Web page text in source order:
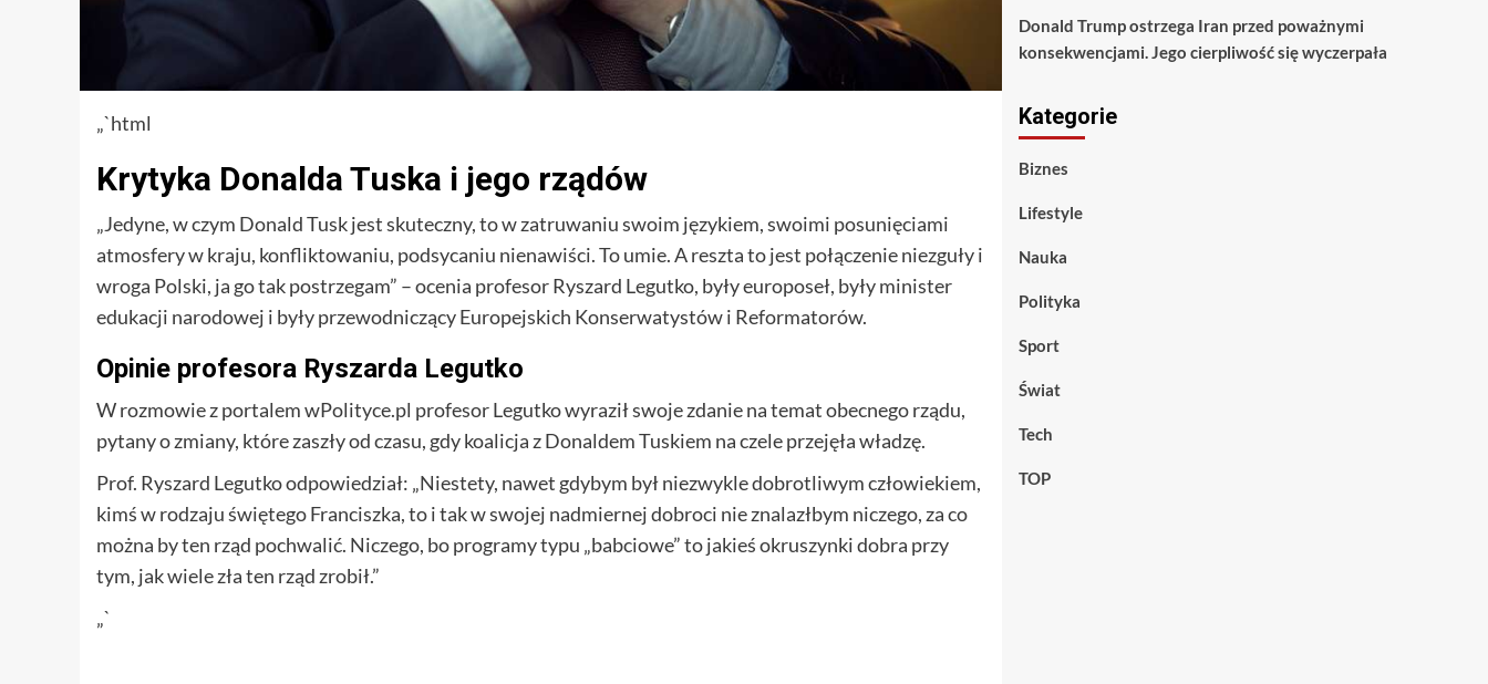
„`html
Krytyka Donalda Tuska i jego rządów
„Jedyne, w czym Donald Tusk jest skuteczny, to w zatruwaniu swoim językiem, swoimi posunięciami
atmosfery w kraju, konfliktowaniu, podsycaniu nienawiści. To umie. A reszta to jest połączenie niezguły i
wroga Polski, ja go tak postrzegam” – ocenia profesor Ryszard Legutko, były europoseł, były minister
edukacji narodowej i były przewodniczący Europejskich Konserwatystów i Reformatorów.
Opinie profesora Ryszarda Legutko
W rozmowie z portalem wPolityce.pl profesor Legutko wyraził swoje zdanie na temat obecnego rządu,
pytany o zmiany, które zaszły od czasu, gdy koalicja z Donaldem Tuskiem na czele przejęła władzę.
Prof. Ryszard Legutko odpowiedział: „Niestety, nawet gdybym był niezwykle dobrotliwym człowiekiem,
kimś w rodzaju świętego Franciszka, to i tak w swojej nadmiernej dobroci nie znalazłbym niczego, za co
można by ten rząd pochwalić. Niczego, bo programy typu „babciowe” to jakieś okruszynki dobra przy
tym, jak wiele zła ten rząd zrobił.”
„`
Donald Trump ostrzega Iran przed poważnymi
konsekwencjami. Jego cierpliwość się wyczerpała
Kategorie
Biznes
Lifestyle
Nauka
Polityka
Sport
Świat
Tech
TOP